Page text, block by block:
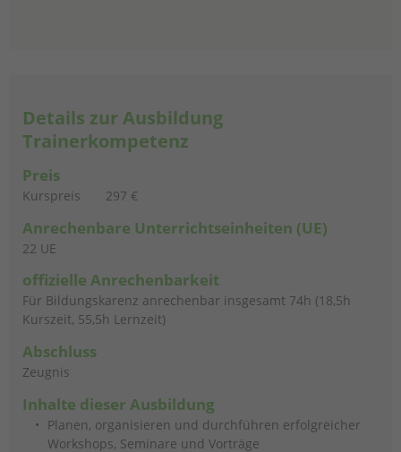
Details zur Ausbildung
Trainerkompetenz
Preis
Kurspreis 297 €
Anrechenbare Unterrichtseinheiten (UE)
22 UE
offizielle Anrechenbarkeit
Für Bildungskarenz anrechenbar insgesamt 74h (18,5h
Kurszeit, 55,5h Lernzeit)
Abschluss
Zeugnis
Inhalte dieser Ausbildung
Planen, organisieren und durchführen erfolgreicher
Workshops, Seminare und Vorträge